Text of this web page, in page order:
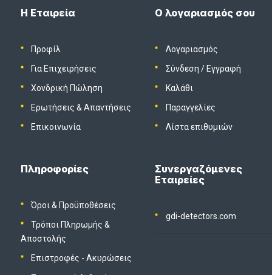
Η Εταιρεία
Προφίλ
Για Επιχειρήσεις
Χονδρική Πώληση
Ερωτήσεις & Απαντήσεις
Επικοινωνία
Ο λογαριασμός σου
Λογαριασμός
Σύνδεση / Εγγραφή
Καλάθι
Παραγγελίες
Λίστα επιθυμιών
Πληροφορίες
Όροι & Προϋποθέσεις
Τρόποι Πληρωμής &
Αποστολής
Επιστροφές - Ακυρώσεις
Συνεργαζόμενες
Εταιρείες
gdi-detectors.com